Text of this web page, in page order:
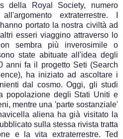
della Royal Society, numero
extraterrestre. I
portato la nostra civiltà ad
esseri viaggino attraverso lo
sembra più inverosimile o
state abituate all'idea degli
anni fa il progetto Seti (Search
ha iniziato ad ascoltare i
dal cosmo. Oggi, gli studi
popolazione degli Stati Uniti e
mentre una 'parte sostanziale'
aliena ha già visitato la
sulla stessa rivista tratta
e la vita extraterrestre. Ted